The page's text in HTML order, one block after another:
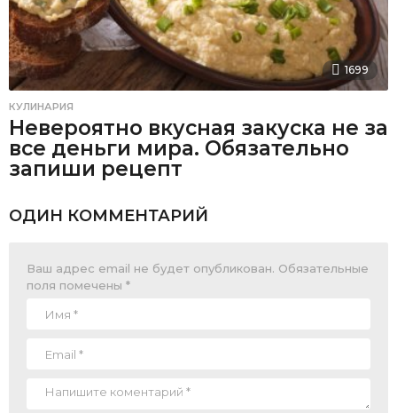
1699
КУЛИНАРИЯ
Невероятно вкусная закуска не за
все деньги мира. Обязательно
запиши рецепт
ОДИН КОММЕНТАРИЙ
Ваш адрес email не будет опубликован. Обязательные
поля помечены *